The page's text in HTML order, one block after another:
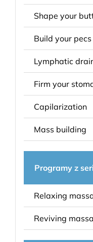
Shape your
Build your
Lymphatic
Firm your
Capilarization
Mass building
Programy z
Relaxing
Reviving